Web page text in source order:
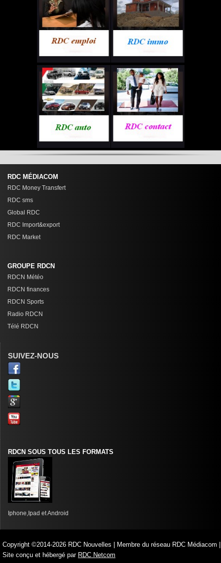
RDC MÉDIACOM
RDC Money Transfert
RDC sms
Global RDC
RDC Import&export
RDC Market
GROUPE RDCN
RDCN Météo
RDCN finances
RDCN Sports
Radio RDCN
Télé RDCN
SUIVEZ-NOUS
RDCN SOUS TOUS LES FORMATS
Iphone,Ipad et Android
Copyright ©2014-2026 RDC Nouvelles | Membre du réseau RDC Médiacom |
Site conçu et hébergé par RDC Netcom